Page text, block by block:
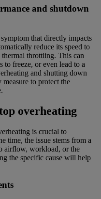
and shutdown
that directly impacts
reduce its speed to
thermal throttling. This can
to freeze, or even lead to a
and shutting down
to protect the
overheating
is crucial to
time, the issue stems from a
airflow, workload, or the
the specific cause will help